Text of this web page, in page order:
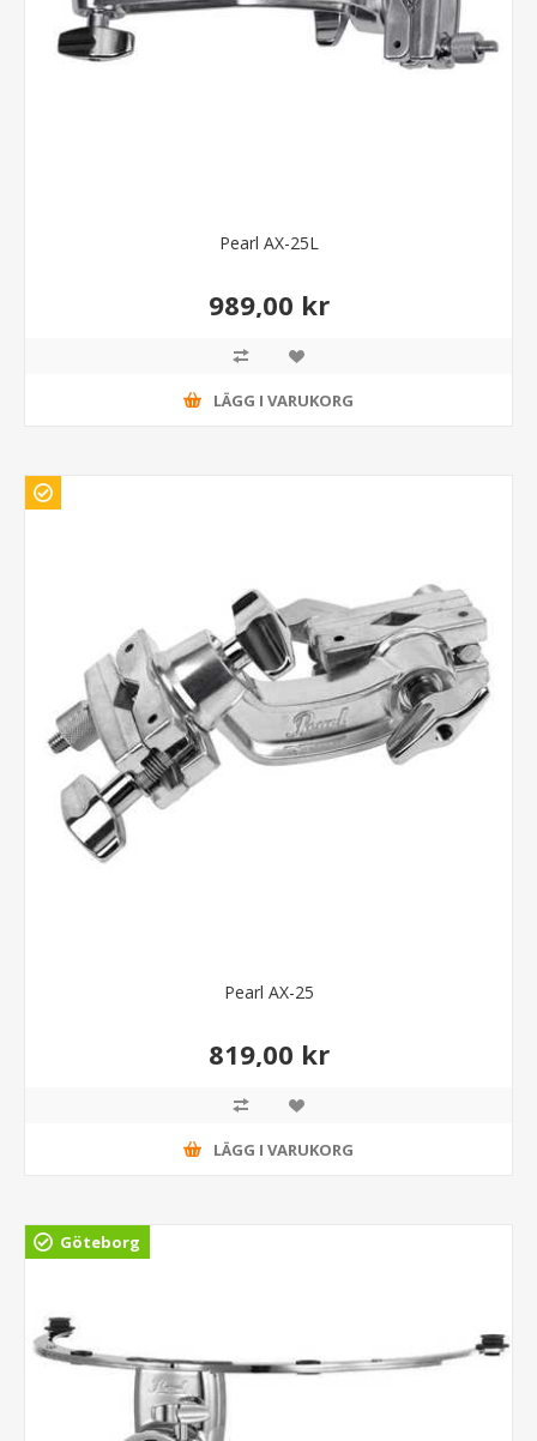
Pearl AX-25L
989,00 kr
LÄGG I VARUKORG
Pearl AX-25
819,00 kr
LÄGG I VARUKORG
Göteborg